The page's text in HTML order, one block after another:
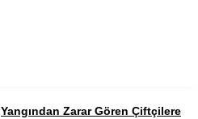
Yangından Zarar Gören Çiftçilere